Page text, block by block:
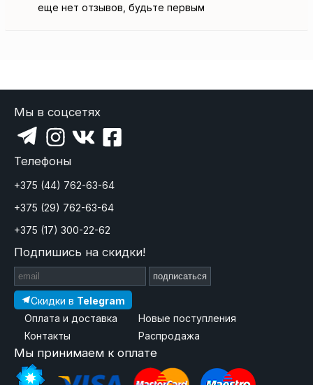
еще нет отзывов, будьте первым
Мы в соцсетях
Телефоны
+375 (44) 762-63-64
+375 (29) 762-63-64
+375 (17) 300-22-62
Подпишись на скидки!
подписаться
Скидки в Telegram
Оплата и доставка
Контакты
Новые поступления
Распродажа
Мы принимаем к оплате